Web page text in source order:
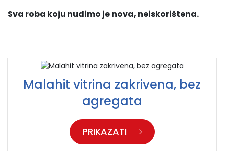
Sva roba koju nudimo je nova, neiskorištena.
Malahit vitrina zakrivena, bez
agregata
PRIKAZATI